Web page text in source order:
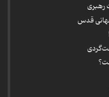
رهبری
قدس